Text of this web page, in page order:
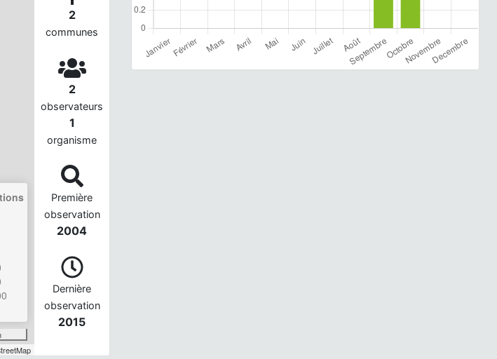
2
communes
2
observateurs
1
organisme
Première
observation
2004
Dernière
observation
2015